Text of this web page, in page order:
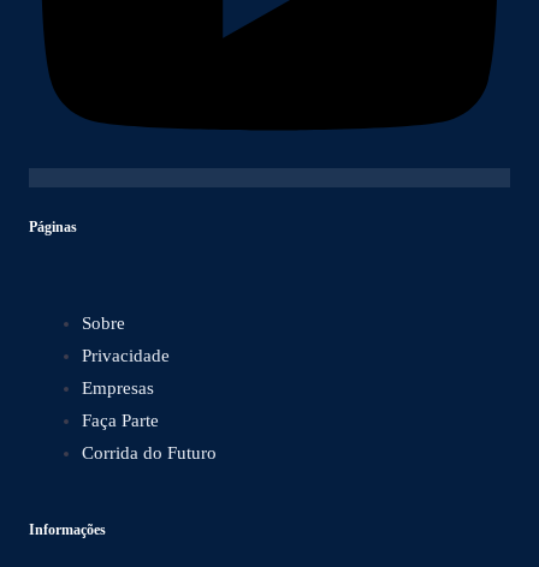
Páginas
Sobre
Privacidade
Empresas
Faça Parte
Corrida do Futuro
Informações